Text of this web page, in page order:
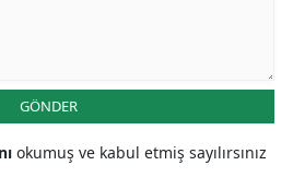
GÖNDER
okumuş ve kabul etmiş sayılırsınız